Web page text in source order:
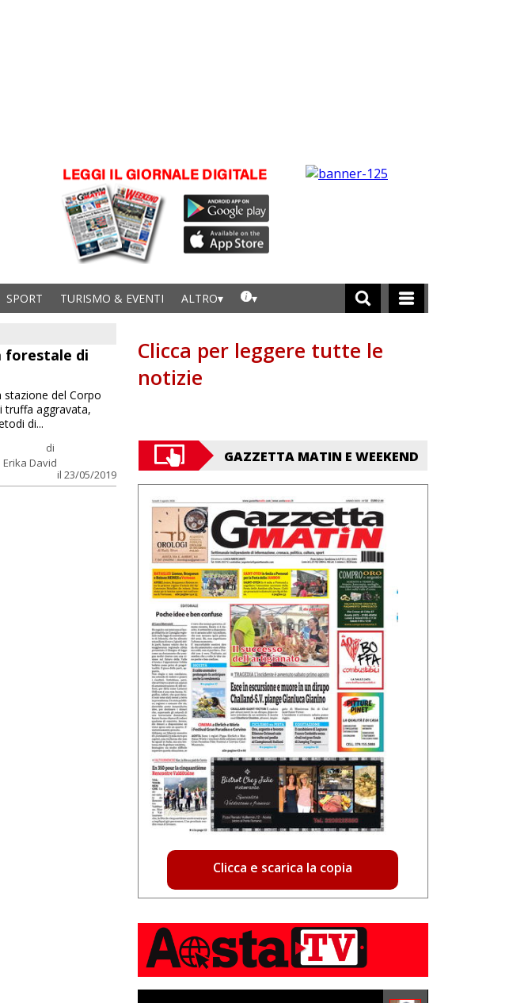
SPORT TURISMO & EVENTI ALTRO
forestale di
di
Erika David
il 23/05/2019
stazione del Corpo
truffa aggravata,
di...
Clicca per leggere tutte le
notizie
GAZZETTA MATIN E WEEKEND
Clicca e scarica la copia